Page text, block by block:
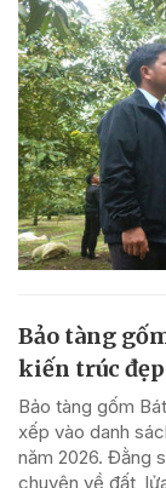
Bảo tàng
kiến trúc
Bảo tàng gốm
xếp vào danh
năm 2026. Đằng
chuyện về đất,